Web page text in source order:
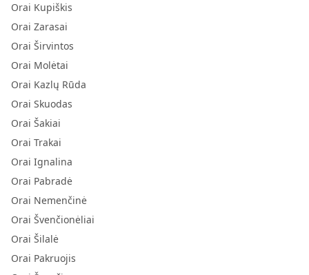
Orai Kupiškis
Orai Zarasai
Orai Širvintos
Orai Molėtai
Orai Kazlų Rūda
Orai Skuodas
Orai Šakiai
Orai Trakai
Orai Ignalina
Orai Pabradė
Orai Nemenčinė
Orai Švenčionėliai
Orai Šilalė
Orai Pakruojis